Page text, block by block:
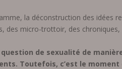
la déconstruction des idées
des micro-trottoir, des
question de sexualité de
Toutefois, c’est le